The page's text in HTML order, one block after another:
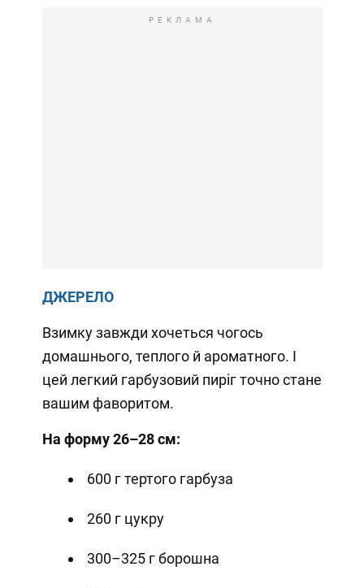
РЕКЛАМА
ДЖЕРЕЛО
Взимку завжди хочеться чогось
домашнього, теплого й ароматного. І
цей легкий гарбузовий пиріг точно стане
вашим фаворитом.
На форму 26–28 см:
600 г тертого гарбуза
260 г цукру
300–325 г борошна